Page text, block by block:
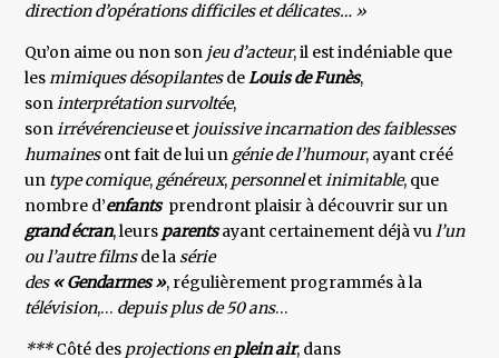
direction d’opérations difficiles et délicates… »
Qu’on aime ou non son jeu d’acteur, il est indéniable que
lesmimiques désopilantesdeLouis de Funès,
soninterprétation survoltée,
sonirrévérencieuseet jouissive incarnation des faiblesses
humainesont fait de lui un génie de l’humour, ayant créé
un type comique, généreux, personneletinimitable, que
nombre d’enfantsprendront plaisir à découvrir sur un
grand écran, leurs parentsayant certainement déjà vul’un
ou l’autre filmsde lasérie
des « Gendarmes », régulièrement programmés à la
télévision,… depuis plus de 50 ans…
***Côté des projections enplein air, dans